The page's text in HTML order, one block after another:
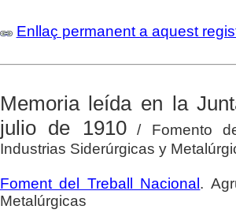
Enllaç permanent a aquest
Memoria leída en la
julio de 1910/ Fomento
Industrias Siderúrgicas y
Foment del Treball Nacional .
Metalúrgicas